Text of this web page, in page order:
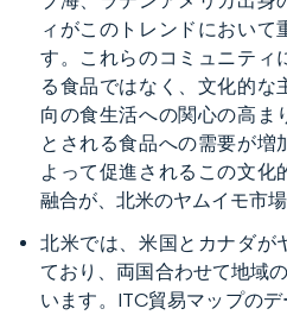
ィがこのトレンドにおいて
す。これらのコミュニティ
る食品ではなく、文化的な
向の食生活への関心の高ま
とされる食品への需要が増
よって促進されるこの文化
融合が、北米のヤムイモ市
北米では、米国とカナダが
ており、両国合わせて地域
います。ITC貿易マップの